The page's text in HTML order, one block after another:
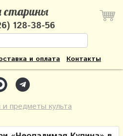
старины
128-38-56
и оплата Контакты
предметы культа